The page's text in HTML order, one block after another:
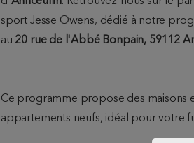
sport Jesse Owens, dédié à notre
au 20 rue de l'Abbé Bonpain, 59112
Ce programme propose des maisons
appartements neufs, idéal pour votre